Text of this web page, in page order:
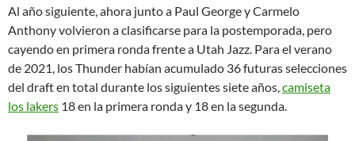
Al año siguiente, ahora junto a Paul George y Carmelo
Anthony volvieron a clasificarse para la postemporada, pero
cayendo en primera ronda frente a Utah Jazz. Para el verano
de 2021, los Thunder habían acumulado 36 futuras selecciones
del draft en total durante los siguientes siete años,camiseta
los lakers 18 en la primera ronda y 18 en la segunda.